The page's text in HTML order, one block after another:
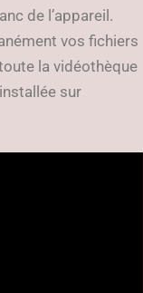
de l’appareil.
vos fichiers
la vidéothèque
sur